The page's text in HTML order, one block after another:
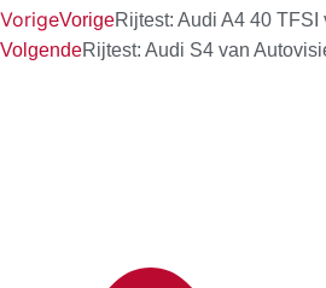
VorigeVorigeRijtest: Audi A4 40 TFSI
VolgendeRijtest: Audi S4 van